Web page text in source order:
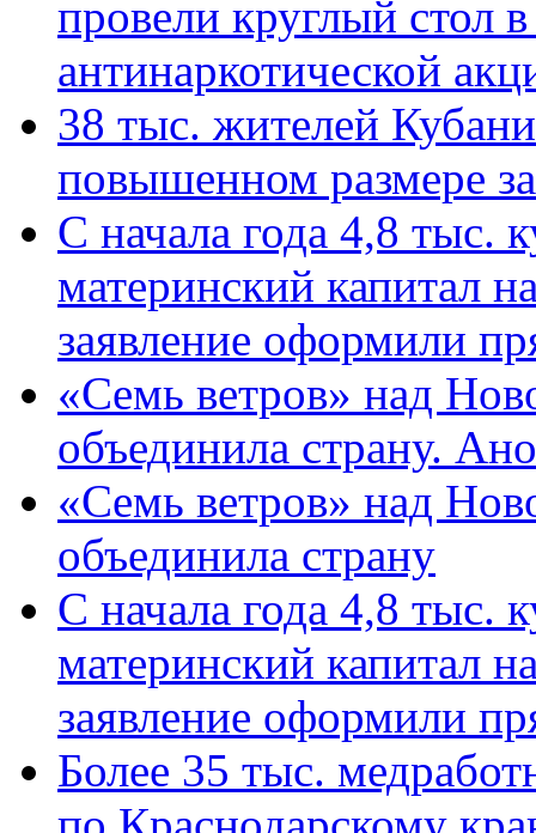
провели круглый стол
антинаркотической
38 тыс. жителей
повышенном размере
С начала года 4,8 тыс.
материнский капитал
заявление оформили
«Семь ветров» над
объединила страну.
«Семь ветров» над
объединила страну
С начала года 4,8 тыс.
материнский капитал
заявление оформили
Более 35 тыс.